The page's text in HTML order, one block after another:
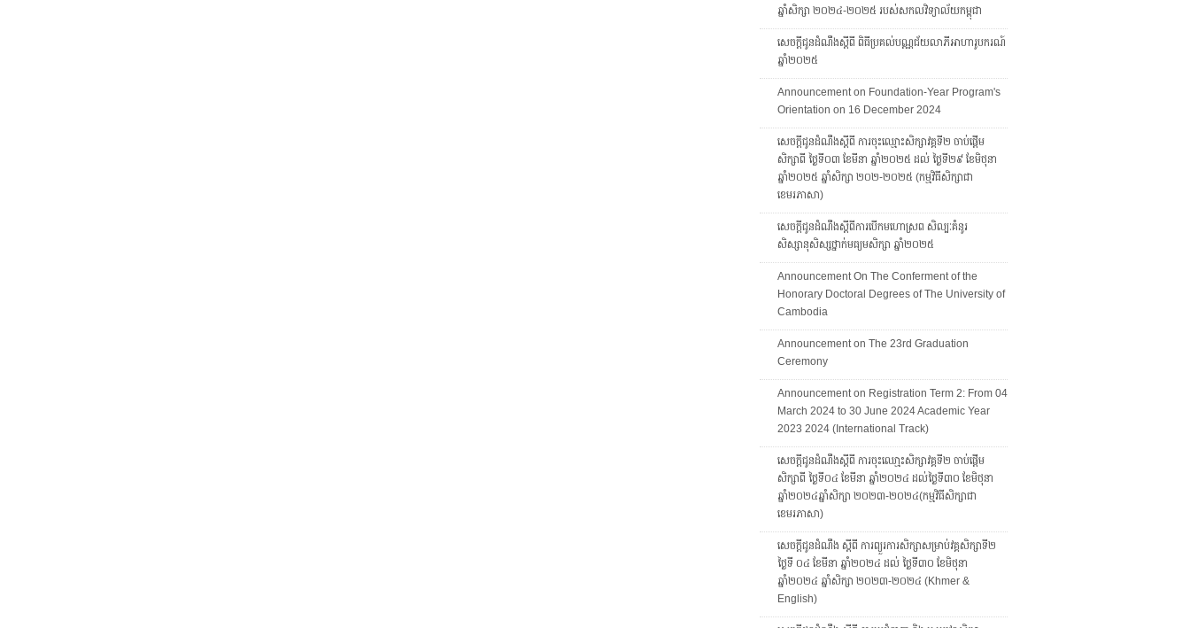
ឆ្នាំសិក្សា ២០២៤-២០២៥ របស់សកលវិទ្យាល័យកម្ពុជា
សេចក្ដីជូនដំណឹងស្ដីពី ពិធីប្រគល់បណ្ណជ័យលាភីអាហារូបករណ៍​​​​​​
ឆ្នាំ២០២៥
Announcement on Foundation-Year Program's
Orientation on 16 December 2024
សេចក្តីជូនដំណឹងស្តីពី ការចុះឈ្មោះសិក្សាវគ្គទី២ ចាប់ផ្តើម
សិក្សាពី ថ្ងៃទី០៣ ខែមីនា ឆ្នាំ២០២៥ ដល់ ថ្ងៃទី២៩ ខែមិថុនា
ឆ្នាំ២០២៥ ឆ្នាំសិក្សា ២០២-២០២៥ (កម្មវិធីសិក្សាជា
ខេមរភាសា)
សេចក្តីជូនដំណឹងស្តីពីការបើកមហោស្រព សិល្បៈគំនូរ
សិស្សានុសិស្សថ្នាក់មធ្យមសិក្សា ឆ្នាំ២០២៥
Announcement On The Conferment of the
Honorary Doctoral Degrees of The University of
Cambodia
Announcement on The 23rd Graduation
Ceremony
Announcement on Registration Term 2: From 04
March 2024 to 30 June 2024 Academic Year
2023 2024 (International Track)
សេចក្តីជូនដំណឹងស្តីពី ការចុះឈោ្មះសិក្សាវគ្គទី២ ចាប់ផ្តើម
សិក្សាពី ថ្ងៃទី០៤ ខែមីនា ឆ្នាំ២០២៤ ដល់ថ្ងៃទី៣០ ខែមិថុនា
ឆ្នាំ២០២៤ឆ្នាំសិក្សា ២០២៣-២០២៤(កម្មវិធីសិក្សាជា
ខេមរភាសា)
សេចក្ដីជូនដំណឹង ស្ដីពី ការព្យួរការសិក្សាសម្រាប់វគ្គសិក្សាទី២
ថ្ងៃទី ០៤ ខែមីនា ឆ្នាំ២០២៤ ដល់ ថ្ងៃទី៣០ ខែមិថុនា
ឆ្នាំ២០២៤ ឆ្នាំសិក្សា ២០២៣-២០២៤ (Khmer &
English)